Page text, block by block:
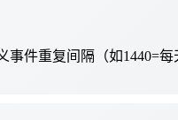
事件重复间隔（如1440=